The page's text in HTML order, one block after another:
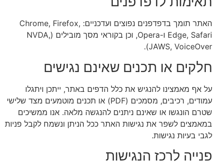
האתר תומך בדפדפנים נפוצים ועדכניים: Chrome, Firefox,
Edge, Safari ו-Opera, וכן בקוראי מסך מובילים (NVDA,
JAWS, VoiceOver).
חלקים או תכנים שאינם נגישים
על אף מאמצינו להנגיש את כלל הדפים באתר, ייתכן ויתגלו
עמודים, רכיבים, מסמכים (PDF) או תכנים מוטמעים מצד שלישי
שטרם הונגשו או שאינם ניתנים להנגשה מלאה. אנו ממשיכים
במאמצים לשפר את נגישות האתר ככל הניתן ונשמח לקבל פניות
לגבי בעיות נגישות.
פנייה לרכז הנגישות